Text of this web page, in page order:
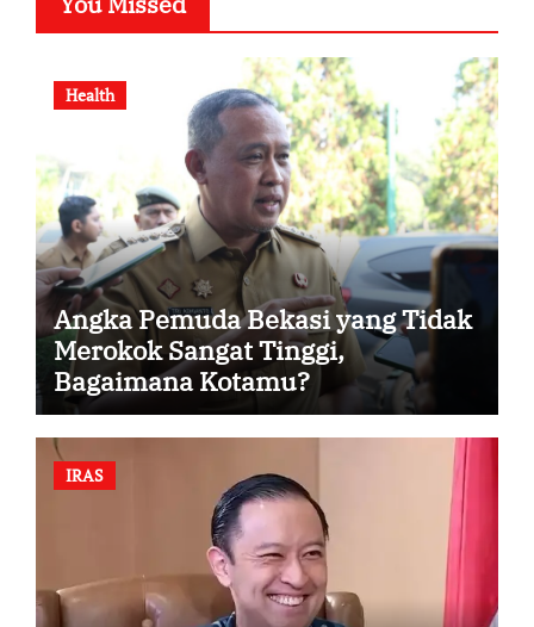
Health
Angka Pemuda Bekasi yang Tidak
Merokok Sangat Tinggi,
Bagaimana Kotamu?
IRAS